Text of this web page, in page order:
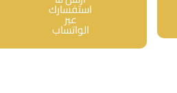
استفسارك
عبر
الواتساب